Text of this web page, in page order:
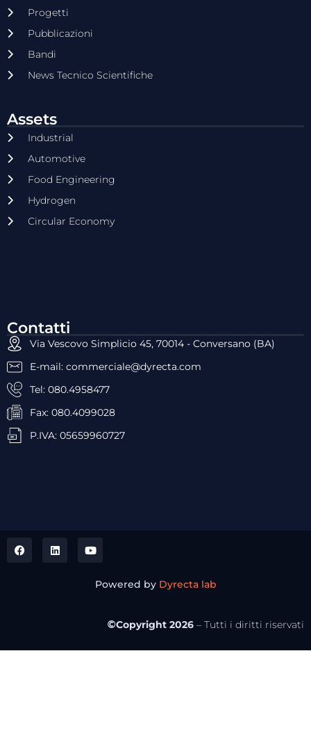
Progetti
Pubblicazioni
Bandi
News Tecnico Scientifiche
Assets
Industrial
Automotive
Food Engineering
Hydrogen
Circular Economy
Contatti
Via Vescovo Simplicio 45, 70014 - Conversano (BA)
E-mail: commerciale@dyrecta.com
Tel: 080.4958477
Fax: 080.4099028
P.IVA: 05659960727
Powered by Dyrecta lab
©Copyright 2026 – Tutti i diritti riservati